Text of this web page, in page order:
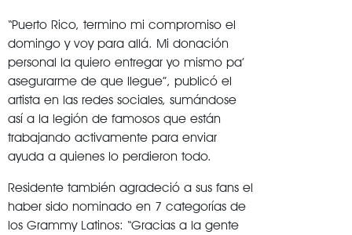
“Puerto Rico, termino mi compromiso el
domingo y voy para allá. Mi donación
personal la quiero entregar yo mismo pa’
asegurarme de que llegue”, publicó el
artista en las redes sociales, sumándose
así a la legión de famosos que están
trabajando activamente para enviar
ayuda a quienes lo perdieron todo.
Residente también agradeció a sus fans el
haber sido nominado en 7 categorías de
los Grammy Latinos: “Gracias a la gente